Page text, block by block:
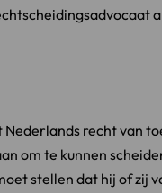
recht van
om te kunnen
stellen dat hij of zij